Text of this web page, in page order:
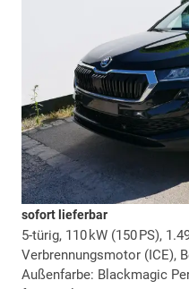
sofort lieferbar
5-türig, 110 kW (150 PS),
Verbrennungsmotor (ICE),
Außenfarbe: Blackmagic